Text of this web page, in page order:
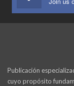
Publicación
cuyo propósito